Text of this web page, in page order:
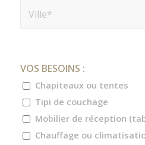
VOS BESOINS :
Chapiteaux ou tentes
Tipi de couchage
Mobilier de réception
Chauffage ou